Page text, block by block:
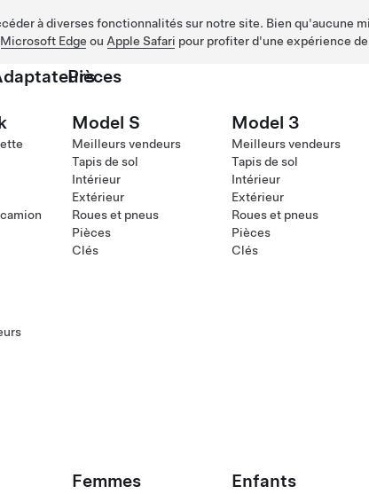
à diverses fonctionnalités sur notre site. Bien qu'aucune
Microsoft Edge ou Apple Safari pour profiter d'une expérience
Pièces
Model S
Meilleurs vendeurs
Tapis de sol
Intérieur
Extérieur
Roues et pneus
Pièces
Clés
Model 3
Meilleurs vendeurs
Tapis de sol
Intérieur
Extérieur
Roues et pneus
Pièces
Clés
Femmes Enfants